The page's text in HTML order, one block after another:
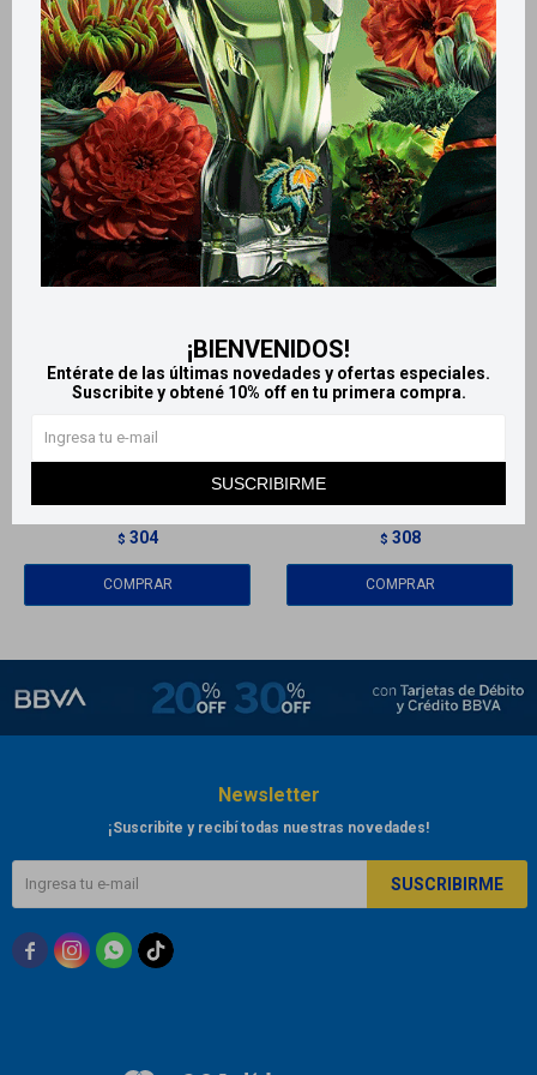
¡BIENVENIDOS!
Entérate de las últimas novedades y ofertas especiales.
Suscribite y obtené 10% off en tu primera compra.
SUSCRIBIRME
Productos que te pueden interesar
Llega HOY
Llega en
Colgate Total enjuague bucal
250 ml - Clean Mint
$ 304
LlegaHOY
Enjuague bucal Bio dent -
Cuidado diario Menta
$ 308
Newsletter
¡Suscribite y recibí todas nuestras novedades!
SUSCRIBIRME
  